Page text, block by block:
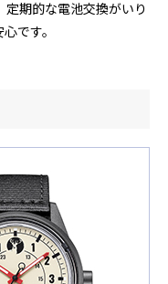
期的な電池交換がいり
です。